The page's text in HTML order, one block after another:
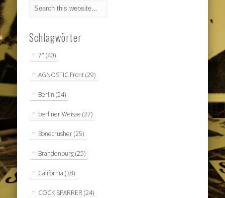
Schlagwörter
7" (40)
AGNOSTIC Front(29)
Berlin (54)
berliner Weisse (27)
Bonecrusher(25)
Brandenburg(25)
California (38)
COCK SPARRER (24)